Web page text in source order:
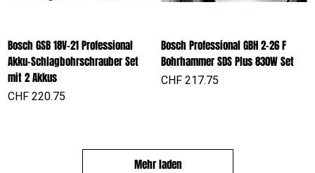
Bosch GSB 18V-21 Professional
Akku-Schlagbohrschrauber Set
mit 2 Akkus
Preis
CHF 220.75
Bosch Professional GBH 2-26 F
Bohrhammer SDS Plus 830W Set
Preis
CHF 217.75
Mehr laden